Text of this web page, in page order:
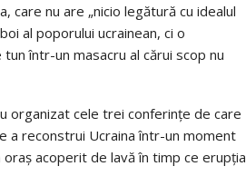
care nu are „nicio legătură cu idealul
al poporului ucrainean, ci o
într-un masacru al cărui scop nu
organizat cele trei conferințe de care
a reconstrui Ucraina într-un moment
acoperit de lavă în timp ce erupția